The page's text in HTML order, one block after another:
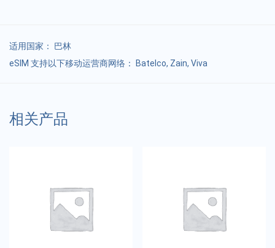
适用国家： 巴林
eSIM 支持以下移动运营商网络： Batelco, Zain, Viva
相关产品